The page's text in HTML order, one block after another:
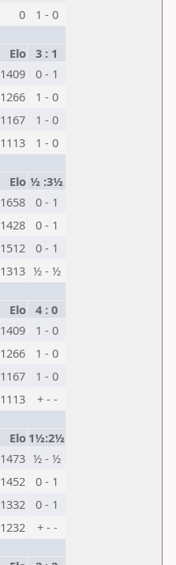
0
1 - 0
Elo 3 : 1
1409
0 - 1
1266
1 - 0
1167
1 - 0
1113
1 - 0
Elo ½ :3½
1658
0 - 1
1428
0 - 1
1512
0 - 1
1313 ½ - ½
Elo 4 : 0
1409
1 - 0
1266
1 - 0
1167
1 - 0
1113
+ - -
Elo 1½:2½
1473 ½ - ½
1452
0 - 1
1332
0 - 1
1232
+ - -